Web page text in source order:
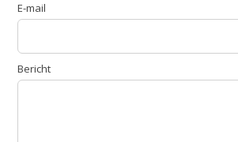
E-mail
Bericht